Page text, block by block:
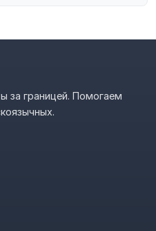
за границей. Помогаем